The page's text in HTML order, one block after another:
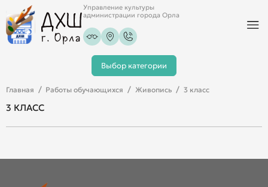
Управление культуры
администрации города Орла
Выбор категории
Главная Работы обучающихся Живопись 3 класс
3 КЛАСС